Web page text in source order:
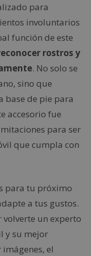
para
involuntarios
función de este
rostros y
. No solo se
sino que
base de pie para
accesorio fue
para ser
que cumpla con
para tu próximo
a tus gustos.
un experto
y su mejor
el